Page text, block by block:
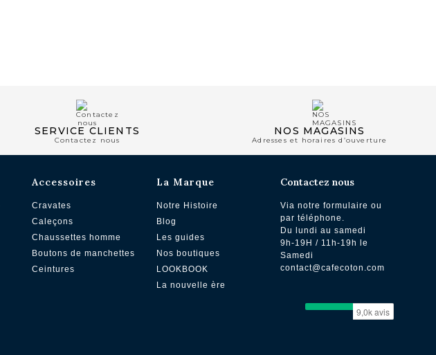
SERVICE CLIENTS
Contactez nous
NOS MAGASINS
Adresses et horaires d’ouverture
Accessoires
Cravates
Caleçons
Chaussettes homme
Boutons de manchettes
Ceintures
La Marque
Notre Histoire
Blog
Les guides
Nos boutiques
LOOKBOOK
La nouvelle ère
Contactez nous
Via notre formulaire ou
par téléphone.
Du lundi au samedi
9h-19H / 11h-19h le
Samedi
contact@cafecoton.com